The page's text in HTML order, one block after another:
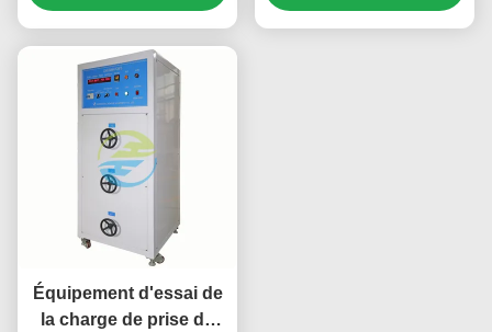
anormale | Testeur de
conformité aux normes
CEI
soulagement de la
Équipement d'essai de
la charge de prise de